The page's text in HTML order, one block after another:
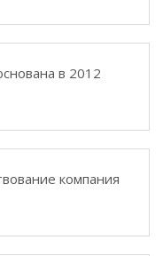
в 2012
компания